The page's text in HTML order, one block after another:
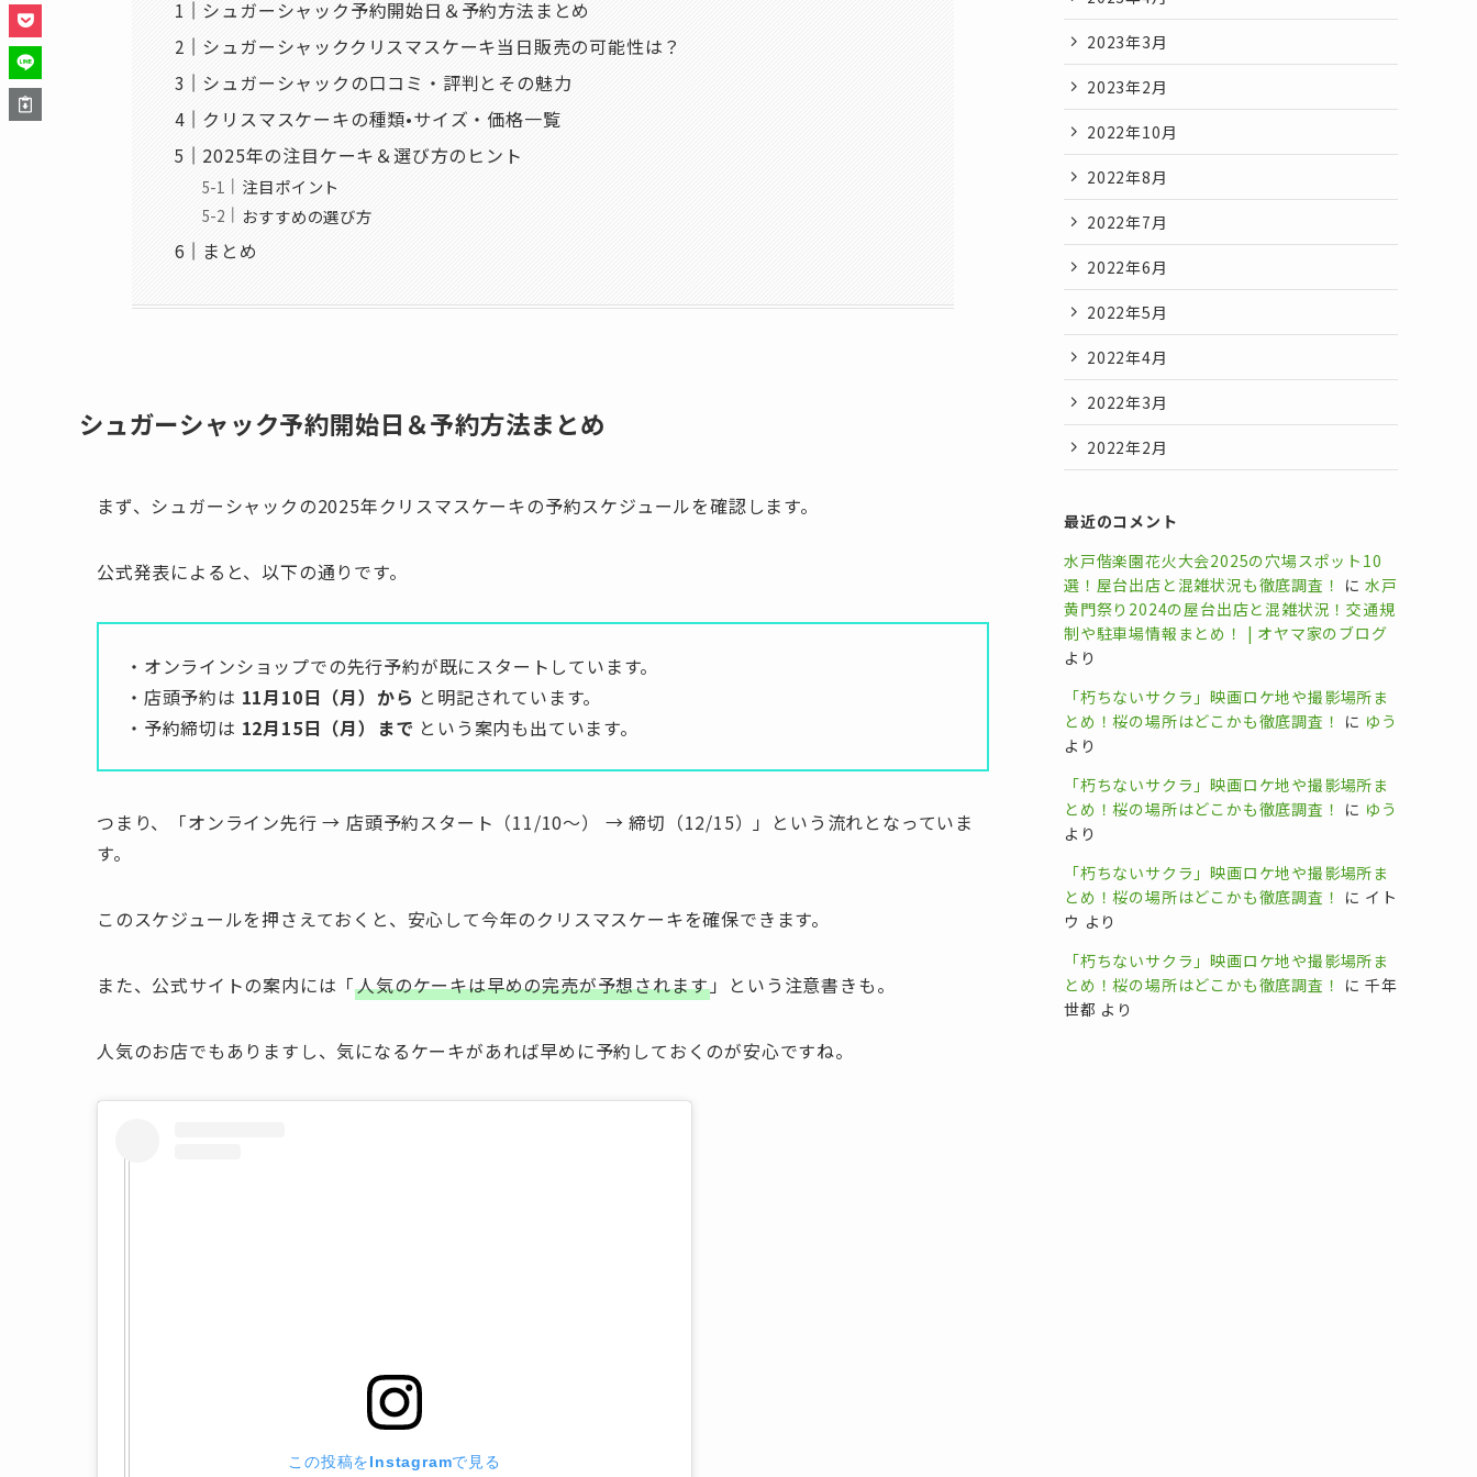
シュガーシャック予約開始日＆予約方法まとめ
シュガーシャッククリスマスケーキ当日販売の可能性は？
シュガーシャックの口コミ・評判とその魅力
クリスマスケーキの種類•サイズ・価格一覧
2025年の注目ケーキ＆選び方のヒント
注目ポイント
おすすめの選び方
まとめ
シュガーシャック予約開始日＆予約方法まとめ
まず、シュガーシャックの2025年クリスマスケーキの予約スケジュールを確認します。
公式発表によると、以下の通りです。
・オンラインショップでの先行予約が既にスタートしています。
・店頭予約は 11月10日（月）から と明記されています。
・予約締切は 12月15日（月）まで という案内も出ています。
つまり、「オンライン先行 → 店頭予約スタート（11/10〜） → 締切（12/15）」という流れとなっていま
す。
このスケジュールを押さえておくと、安心して今年のクリスマスケーキを確保できます。
また、公式サイトの案内には「人気のケーキは早めの完売が予想されます 」という注意書きも。
人気のお店でもありますし、気になるケーキがあれば早めに予約しておくのが安心ですね。
この投稿をInstagramで見る
2023年3月
2023年2月
2022年10月
2022年8月
2022年7月
2022年6月
2022年5月
2022年4月
2022年3月
2022年2月
最近のコメント
水戸偕楽園花火大会2025の穴場スポット10
選！屋台出店と混雑状況も徹底調査！ に水戸
黄門祭り2024の屋台出店と混雑状況！交通規
制や駐車場情報まとめ！ | オヤマ家のブログ
より
「朽ちないサクラ」映画ロケ地や撮影場所ま
とめ！桜の場所はどこかも徹底調査！ に ゆう
より
「朽ちないサクラ」映画ロケ地や撮影場所ま
とめ！桜の場所はどこかも徹底調査！ に ゆう
より
「朽ちないサクラ」映画ロケ地や撮影場所ま
とめ！桜の場所はどこかも徹底調査！ に イト
ウ より
「朽ちないサクラ」映画ロケ地や撮影場所ま
とめ！桜の場所はどこかも徹底調査！ に千年
世都 より